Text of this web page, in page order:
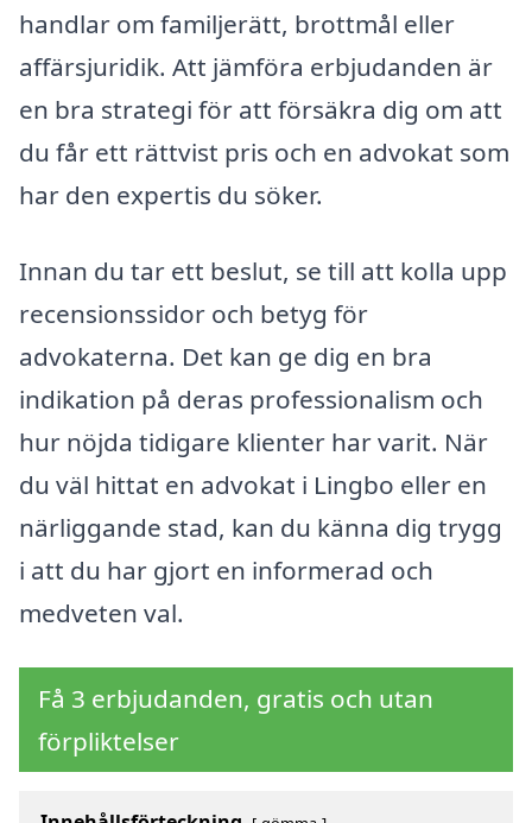
handlar om familjerätt, brottmål eller
affärsjuridik. Att jämföra erbjudanden är
en bra strategi för att försäkra dig om att
du får ett rättvist pris och en advokat som
har den expertis du söker.
Innan du tar ett beslut, se till att kolla upp
recensionssidor och betyg för
advokaterna. Det kan ge dig en bra
indikation på deras professionalism och
hur nöjda tidigare klienter har varit. När
du väl hittat en advokat i Lingbo eller en
närliggande stad, kan du känna dig trygg
i att du har gjort en informerad och
medveten val.
Få 3 erbjudanden, gratis och utan
förpliktelser